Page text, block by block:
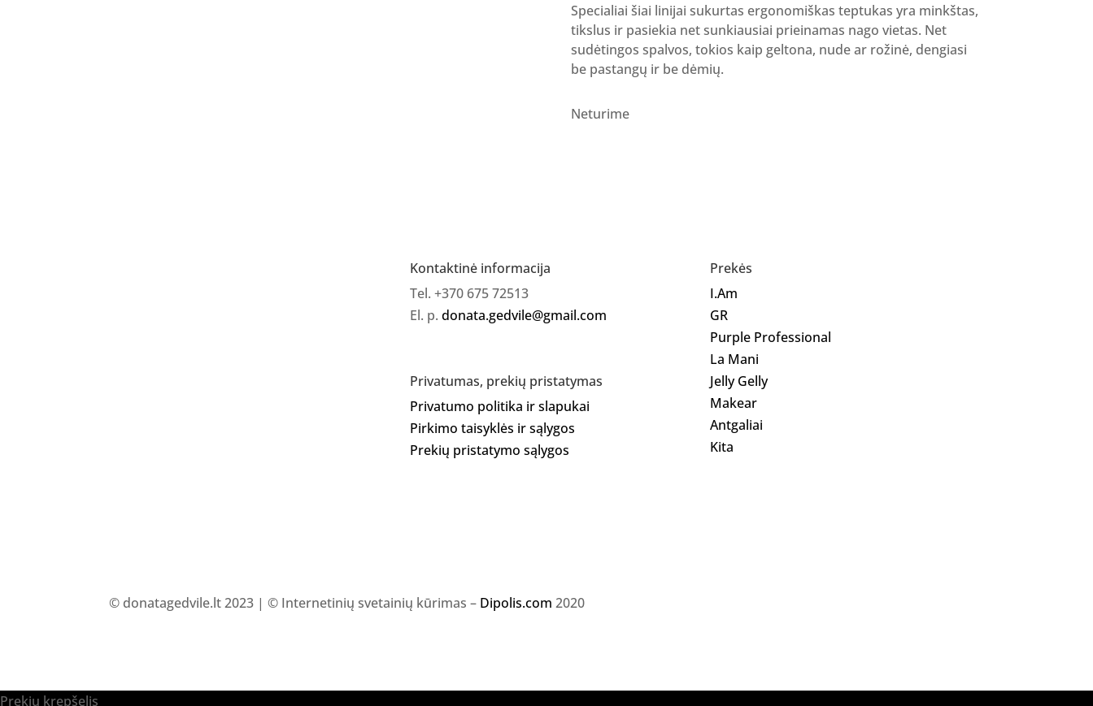
Specialiai šiai linijai sukurtas ergonomiškas teptukas yra minkštas,
tikslus ir pasiekia net sunkiausiai prieinamas nago vietas. Net
sudėtingos spalvos, tokios kaip geltona, nude ar rožinė, dengiasi
be pastangų ir be dėmių.
Neturime
Kontaktinė informacija
Tel. +370 675 72513
El. p. donata.gedvile@gmail.com
Privatumas, prekių pristatymas
Privatumo politika ir slapukai
Pirkimo taisyklės ir sąlygos
Prekių pristatymo sąlygos
Prekės
I.Am
GR
Purple Professional
La Mani
Jelly Gelly
Makear
Antgaliai
Kita
© donatagedvile.lt 2023 | © Internetinių svetainių kūrimas – Dipolis.com 2020
Prekių krepšelis